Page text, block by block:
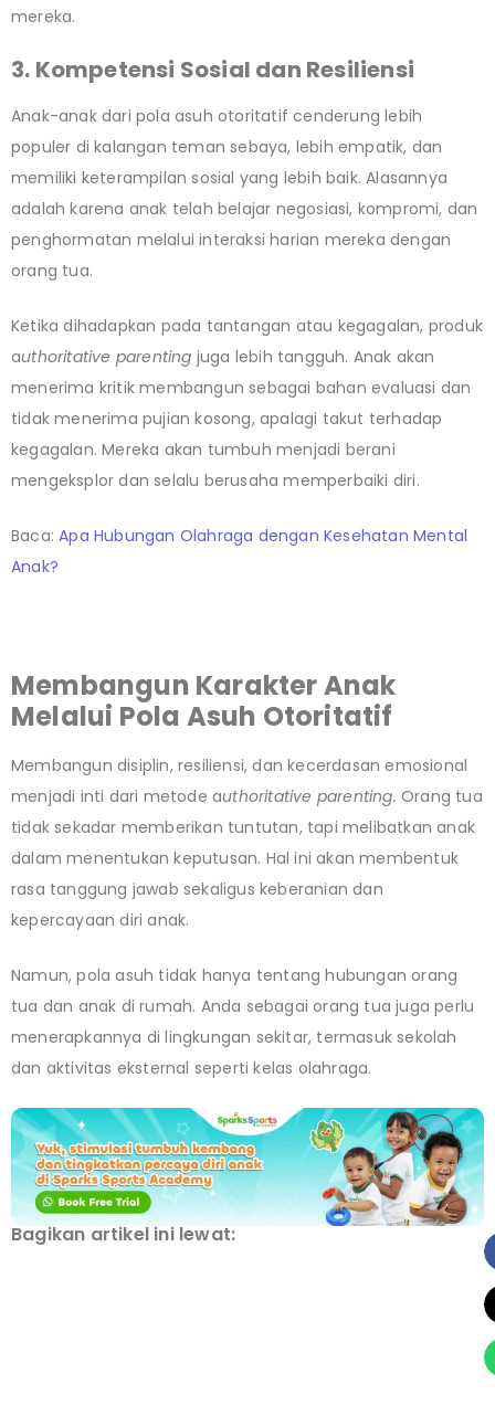
mereka.
3. Kompetensi Sosial dan Resiliensi
Anak-anak dari pola asuh otoritatif cenderung lebih
populer di kalangan teman sebaya, lebih empatik, dan
memiliki keterampilan sosial yang lebih baik. Alasannya
adalah karena anak telah belajar negosiasi, kompromi, dan
penghormatan melalui interaksi harian mereka dengan
orang tua.
Ketika dihadapkan pada tantangan atau kegagalan, produk
authoritative parenting juga lebih tangguh. Anak akan
menerima kritik membangun sebagai bahan evaluasi dan
tidak menerima pujian kosong, apalagi takut terhadap
kegagalan. Mereka akan tumbuh menjadi berani
mengeksplor dan selalu berusaha memperbaiki diri.
Baca:Apa Hubungan Olahraga dengan Kesehatan Mental
Anak?
Membangun Karakter Anak
Melalui Pola Asuh Otoritatif
Membangun disiplin, resiliensi, dan kecerdasan emosional
menjadi inti dari metode authoritative parenting. Orang tua
tidak sekadar memberikan tuntutan, tapi melibatkan anak
dalam menentukan keputusan. Hal ini akan membentuk
rasa tanggung jawab sekaligus keberanian dan
kepercayaan diri anak.
Namun, pola asuh tidak hanya tentang hubungan orang
tua dan anak di rumah. Anda sebagai orang tua juga perlu
menerapkannya di lingkungan sekitar, termasuk sekolah
dan aktivitas eksternal seperti kelas olahraga.
Bagikan artikel ini lewat: